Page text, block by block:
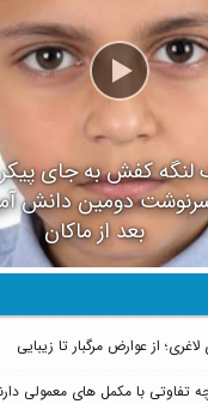
دومین دانش
بعد از ماکان
از عوارض مرگبار تا زیبایی
با مکمل های معمولی